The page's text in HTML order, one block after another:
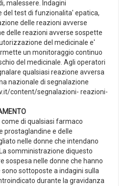
malessere. Indagini
del test di funzionalita' epatica,
delle reazioni avverse
delle reazioni avverse sospette
del medicinale e'
un monitoraggio continuo
del medicinale. Agli operatori
qualsiasi reazione avversa
nazionale di segnalazione
content/segnalazioni- reazioni-
di qualsiasi farmaco
prostaglandine e delle
nelle donne che intendano
somministrazione diquesto
sospesa nelle donne che hanno
sottoposte a indagini sulla
durante la gravidanza